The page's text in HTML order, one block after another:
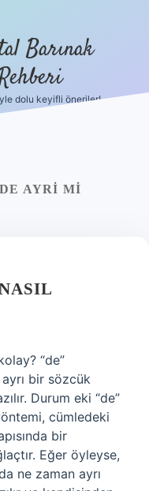
Barınak
dolu keyifli öneriler!
AYRI MI
“de”
ayrı bir sözcük
Durum eki “de”
cümledeki
bir
Eğer öyleyse,
ne zaman ayrı